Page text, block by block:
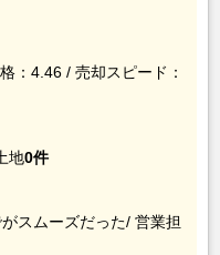
：4.46 / 売却スピード：
地0件
スムーズだった/ 営業担